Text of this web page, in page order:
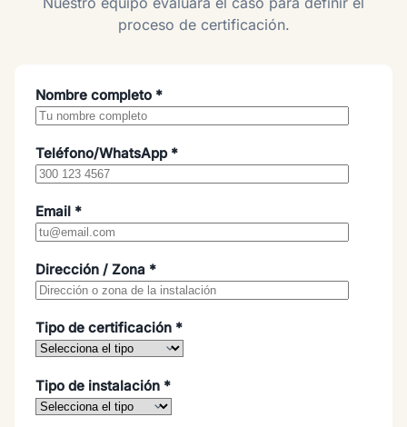
proceso de certificación.
Nombre completo *
Teléfono/WhatsApp *
Email *
Dirección / Zona *
Tipo de certificación *
Tipo de instalación *